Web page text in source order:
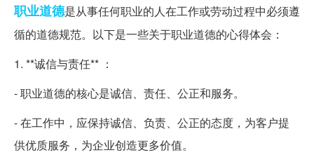
职业道德是从事任何职业的人在工作或劳动过程中必须遵
循的道德规范。以下是一些关于职业道德的心得体会：
1. **诚信与责任** ：
- 职业道德的核心是诚信、责任、公正和服务。
- 在工作中，应保持诚信、负责、公正的态度，为客户提
供优质服务，为企业创造更多价值。